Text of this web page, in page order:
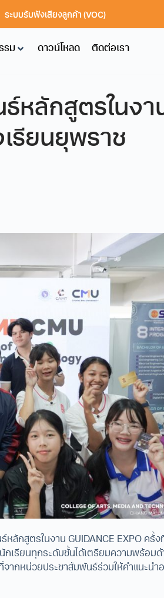
ระบบรับฟังเสียงลูกค้า (VOC)
รม ดาวน์โหลด ติดต่อเรา
หลักสูตรในงา
เรียนยุพราช
ลักสูตรในงาน GUIDANCE EXPO ครั้งที่
กเรียนทุกระดับชั้นได้เตรียมความพร้อมด้
ากหน่วยประชาสัมพันธ์ร่วมให้คำแนะนำ